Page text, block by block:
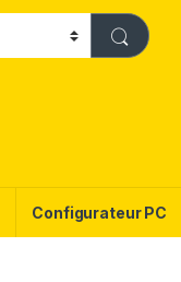
Configurateur PC